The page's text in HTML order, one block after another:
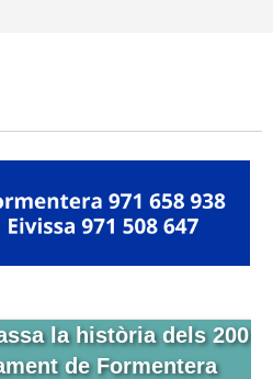
la història dels 200
de Formentera